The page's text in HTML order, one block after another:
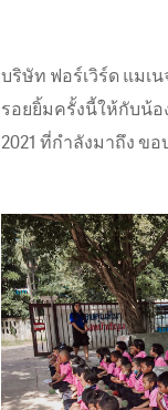
บริษัท ฟอร์เวิร์ด แมเ
รอยยิ้มครั้งนี้ให้กับน้
2021 ที่กำลังมาถึง ข